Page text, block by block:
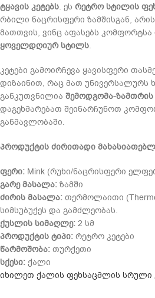
ტყავის კეტებს. ეს რეტრო სტილის
რბილი ნაცრისფერი ზამშისგან,
მათთვის, ვინც აფასებს
ყოველდღიურ სტილს.
კეტები გამოირჩევა ყავისფერი
დიზაინით, რაც მათ უნივერსალურს
განკუთვნილია შემოდგომა-ზამთრის
დაგეხმარებათ შეინარჩუნოთ
განმავლობაში.
პროდუქტის ძირითადი
ფერი: Mink (რუხი/ნაცრისფერი
გარე მასალა: ზამში
ძირის მასალა: თერმოლაითი
სიმსუბუქეს და გამძლეობას.
ქუსლის სიმაღლე: 2 სმ
პროდუქტის ტიპი: რეტრო კეტები
წარმოშობა: თურქეთი
სქესი: ქალი
იხილეთ ქალის ფეხსაცმლის სრული